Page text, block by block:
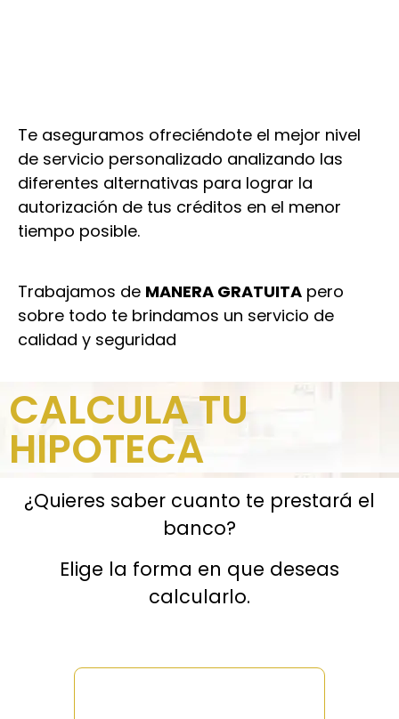
Te aseguramos ofreciéndote el mejor nivel
de servicio personalizado analizando las
diferentes alternativas para lograr la
autorización de tus créditos en el menor
tiempo posible.
Trabajamos de MANERA GRATUITA pero
sobre todo te brindamos un servicio de
calidad y seguridad
CALCULA TU
HIPOTECA
¿Quieres saber cuanto te prestará el
banco?
Elige la forma en que deseas
calcularlo.